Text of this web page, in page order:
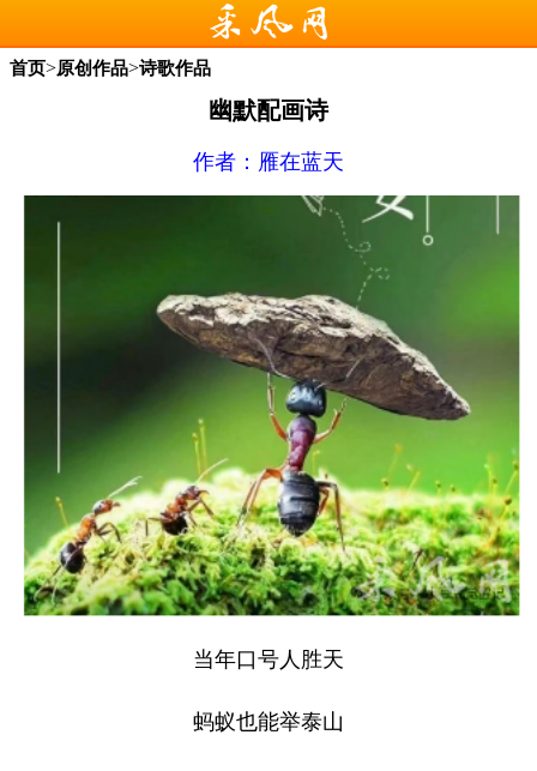
首页>原创作品>诗歌作品
幽默配画诗
作者： 雁在蓝天
当年口号人胜天
蚂蚁也能举泰山